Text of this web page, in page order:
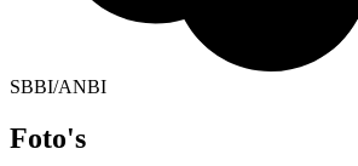
SBBI/ANBI
Foto's